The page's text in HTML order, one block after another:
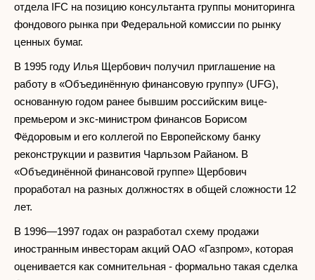
отдела IFC на позицию консультанта группы мониторинга
фондового рынка при Федеральной комиссии по рынку
ценных бумаг.
В 1995 году Илья Щербович получил приглашение на
работу в «Объединённую финансовую группу» (UFG),
основанную годом ранее бывшим российским вице-
премьером и экс-министром финансов Борисом
Фёдоровым и его коллегой по Европейскому банку
реконструкции и развития Чарльзом Райаном. В
«Объединённой финансовой группе» Щербович
проработал на разных должностях в общей сложности 12
лет.
В 1996—1997 годах он разработал схему продажи
иностранным инвесторам акций ОАО «Газпром», которая
оценивается как сомнительная - формально такая сделка